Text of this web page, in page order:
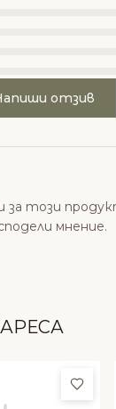
отзив
за този
мнение.